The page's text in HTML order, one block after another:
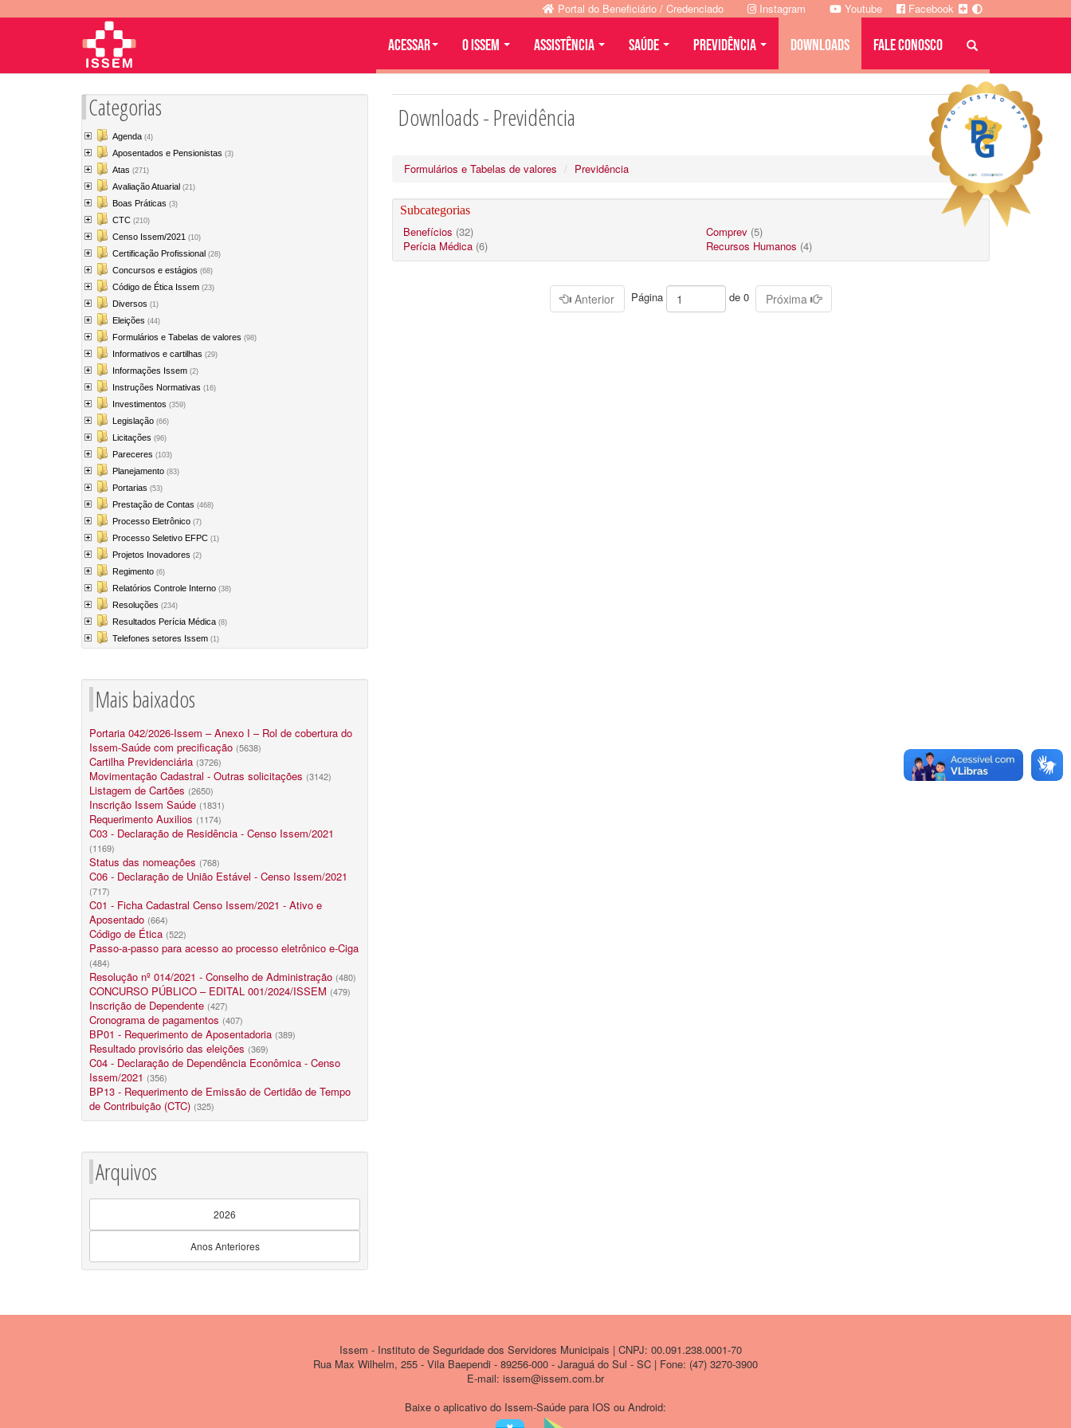
Categorias
Agenda (4)
Aposentados e Pensionistas (3)
Atas (271)
Avaliação Atuarial (21)
Boas Práticas (3)
CTC (210)
Censo Issem/2021 (10)
Certificação Profissional (28)
Concursos e estágios (68)
Código de Ética Issem (23)
Diversos (1)
Eleições (44)
Formulários e Tabelas de valores (98)
Informativos e cartilhas (29)
Informações Issem (2)
Instruções Normativas (16)
Investimentos (359)
Legislação (66)
Licitações (96)
Pareceres (103)
Planejamento (83)
Portarias (53)
Prestação de Contas (468)
Processo Eletrônico (7)
Processo Seletivo EFPC (1)
Projetos Inovadores (2)
Regimento (6)
Relatórios Controle Interno (38)
Resoluções (234)
Resultados Perícia Médica (8)
Telefones setores Issem (1)
Mais baixados
Portaria 042/2026-Issem – Anexo I – Rol de cobertura do
Issem-Saúde com precificação (5638)
Cartilha Previdenciária (3726)
Movimentação Cadastral - Outras solicitações (3142)
Listagem de Cartões (2650)
Inscrição Issem Saúde (1831)
Requerimento Auxilios (1174)
C03 - Declaração de Residência - Censo Issem/2021
(1169)
Status das nomeações (768)
C06 - Declaração de União Estável - Censo Issem/2021
(717)
C01 - Ficha Cadastral Censo Issem/2021 - Ativo e
Aposentado (664)
Código de Ética (522)
Passo-a-passo para acesso ao processo eletrônico e-Ciga
(484)
Resolução nº 014/2021 - Conselho de Administração (480)
CONCURSO PÚBLICO – EDITAL 001/2024/ISSEM (479)
Inscrição de Dependente (427)
Cronograma de pagamentos (407)
BP01 - Requerimento de Aposentadoria (389)
Resultado provisório das eleições (369)
C04 - Declaração de Dependência Econômica - Censo
Issem/2021 (356)
BP13 - Requerimento de Emissão de Certidão de Tempo
de Contribuição (CTC) (325)
Arquivos
2026
Anos Anteriores
Downloads - Previdência
Formulários e Tabelas de valores Previdência
Subcategorias
Benefícios (32) Comprev (5)
Perícia Médica (6) Recursos Humanos (4)
Anterior Página de 0 Próxima
Issem - Instituto de Seguridade dos Servidores Municipais | CNPJ: 00.091.238.0001-70
Rua Max Wilhelm, 255 - Vila Baependi - 89256-000 - Jaraguá do Sul - SC | Fone: (47) 3270-3900
E-mail: issem@issem.com.br
Baixe o aplicativo do Issem-Saúde para IOS ou Android:
Portal do Beneficiário / Credenciado Instagram Youtube Facebook
Acessar O ISSEM ASSISTÊNCIA SAÚDE PREVIDÊNCIA DOWNLOADS FALE CONOSCO